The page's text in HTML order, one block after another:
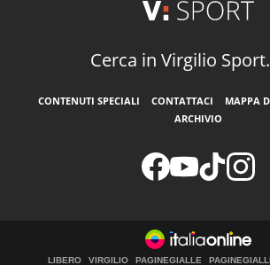
Cerca in Virgilio
CONTENUTI SPECIALI CONTATTACI MAPPA
ARCHIVIO
LIBERO VIRGILIO PAGINEGIALLE